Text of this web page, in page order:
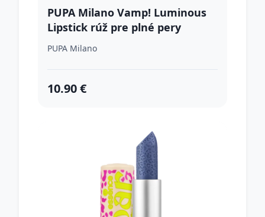
PUPA Milano Vamp! Luminous
Lipstick rúž pre plné pery
odtieň 107 Rosewood 3.5 g
PUPA Milano
10.90 €